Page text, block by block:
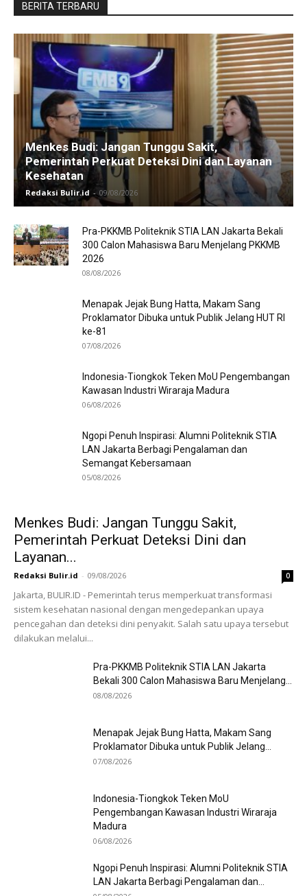
BERITA TERBARU
Menkes Budi: Jangan Tunggu Sakit,
Pemerintah Perkuat Deteksi Dini dan Layanan
Kesehatan
Redaksi Bulir.id - 09/08/2026
Pra-PKKMB Politeknik STIA LAN Jakarta Bekali
300 Calon Mahasiswa Baru Menjelang PKKMB
2026
08/08/2026
Menapak Jejak Bung Hatta, Makam Sang
Proklamator Dibuka untuk Publik Jelang HUT RI
ke-81
07/08/2026
Indonesia-Tiongkok Teken MoU Pengembangan
Kawasan Industri Wiraraja Madura
06/08/2026
Ngopi Penuh Inspirasi: Alumni Politeknik STIA
LAN Jakarta Berbagi Pengalaman dan
Semangat Kebersamaan
05/08/2026
Menkes Budi: Jangan Tunggu Sakit,
Pemerintah Perkuat Deteksi Dini dan
Layanan...
Redaksi Bulir.id - 09/08/2026 0
Jakarta, BULIR.ID - Pemerintah terus memperkuat transformasi
sistem kesehatan nasional dengan mengedepankan upaya
pencegahan dan deteksi dini penyakit. Salah satu upaya tersebut
dilakukan melalui...
Pra-PKKMB Politeknik STIA LAN Jakarta
Bekali 300 Calon Mahasiswa Baru Menjelang...
08/08/2026
Menapak Jejak Bung Hatta, Makam Sang
Proklamator Dibuka untuk Publik Jelang...
07/08/2026
Indonesia-Tiongkok Teken MoU
Pengembangan Kawasan Industri Wiraraja
Madura
06/08/2026
Ngopi Penuh Inspirasi: Alumni Politeknik STIA
LAN Jakarta Berbagi Pengalaman dan...